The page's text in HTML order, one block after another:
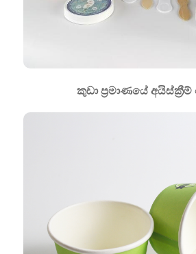
කුඩා ප්‍රමාණයේ